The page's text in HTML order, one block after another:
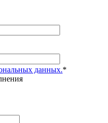
данных.*